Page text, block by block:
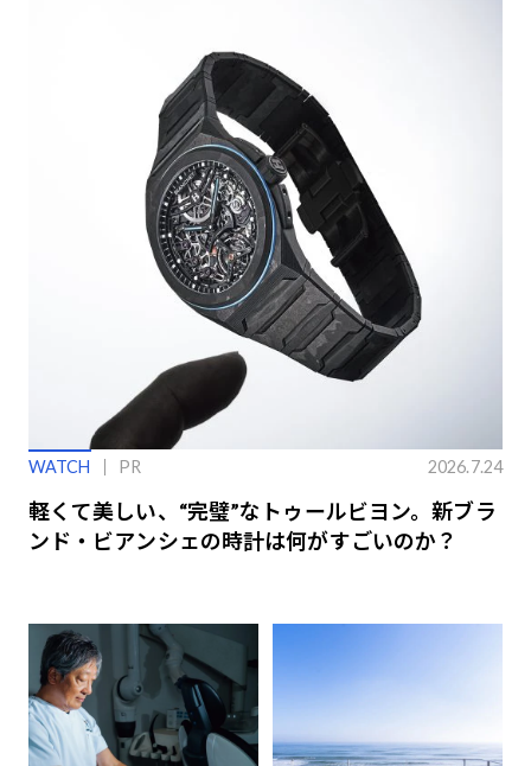
WATCH PR 2026.7.24
軽くて美しい、“完璧”なトゥールビヨン。新ブラ
ンド・ビアンシェの時計は何がすごいのか？